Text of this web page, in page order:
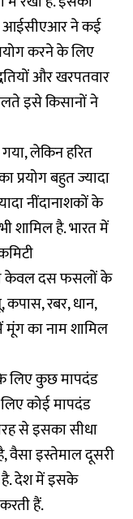
आईसीएआर ने कई
करने के लिए
और खरपतवार
इसे किसानों ने
लेकिन हरित
प्रयोग बहुत ज्यादा
नींदानाशकों के
शामिल है. भारत में
केवल दस फसलों के
रबर, धान,
का नाम शामिल
लिए कुछ मापदंड
कोई मापदंड
से इसका सीधा
वैसा इस्तेमाल दूसरी
है. देश में इसके
हैं.